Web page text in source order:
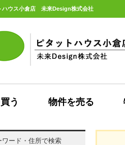
ハウス小倉店 未来Design株式会社
う 物件を売る
ワード・住所で検索